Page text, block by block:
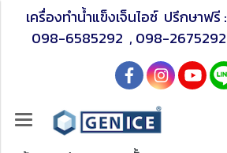
เครื่องทำน้ำแข็งเจ็นไอซ์ ปรึกษาฟรี :
098-6585292 , 098-2675292